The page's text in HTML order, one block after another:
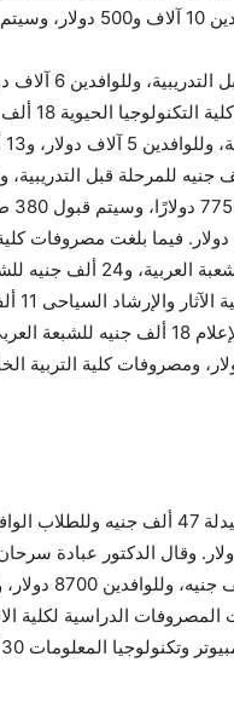
جنيه للمرحلة
كلية تكنولوجيا المعلومات 65 ألف جنيه، وللطلاب الوافدين 5300 دولار. فيما
التطبيقية 18 ألف جنيه، ومصروفات كلية الاقتصاد
وكلية
دولار، وكلية طب الأسنان 60 ألف جنيه وللوافدين 12500 دولار.
أن الجامعة قررت المصروفات الدراسية